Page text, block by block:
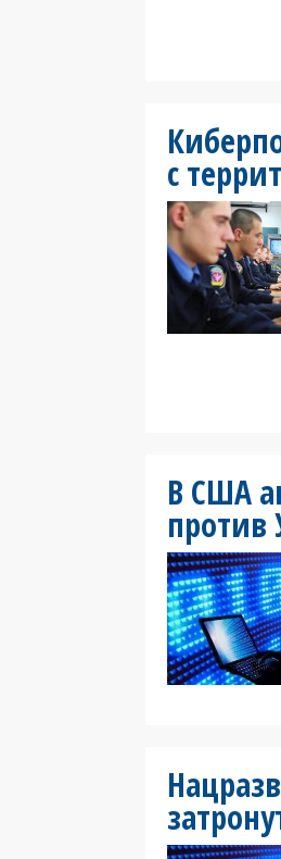
с
В США
против